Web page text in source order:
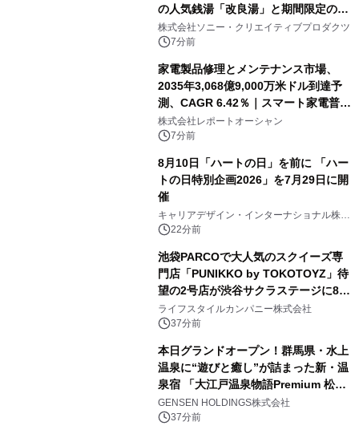
の人気銭湯「改良湯」と期間限定のコ
ラボレーション サウナイキタイコラ
ボグッズも発売決定！
株式会社ソニー・クリエイティブプロダクツ
7分前
家電製品修理とメンテナンス市場、
2035年3,068億9,000万米ドル到達予
測、CAGR 6.42％｜スマート家電普
及・循環型経済・メンテナンス需要拡
大が成長を加速
株式会社レポートオーシャン
7分前
8月10日「ハートの日」を前に 「ハー
トの日特別企画2026」を7月29日に開
催
キャリアデザイン・インターナショナル株式
会社22分前
池袋PARCOで大人気のスクイーズ専
門店「PUNIKKO by TOKOTOYZ」待
望の2号店が渋谷サクラステージに8月
21日オープン！
ライフスタイルカンパニー株式会社
37分前
本日グランドオープン！群馬県・水上
温泉に“遊びと癒し”が詰まった新・温
泉宿 「大江戸温泉物語Premium 松乃
井」が誕生
GENSEN HOLDINGS株式会社
37分前